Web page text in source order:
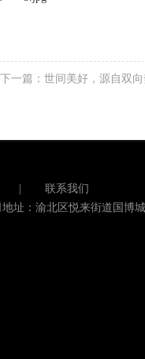
下一篇： 世间美好，源自双
联系我们
地址：渝北区悦来街道国博